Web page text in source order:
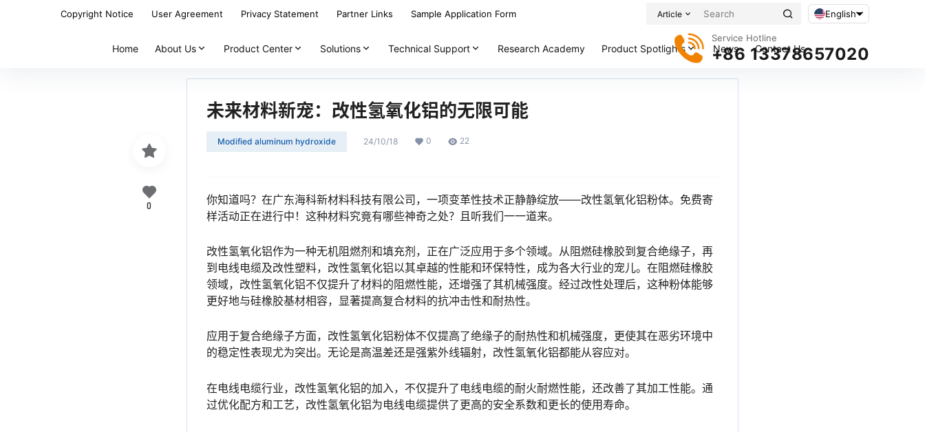
Copyright Notice User Agreement Privacy Statement Partner Links Sample Application Form Article English
Service Hotline
+86 13378657020
Home About Us Product Center Solutions Technical Support Research Academy Product Spotlights News Contact Us
未来材料新宠：改性氢氧化铝的无限可能
Modified aluminum hydroxide 24/10/18 0 22
你知道吗？在广东海科新材料科技有限公司，一项变革性技术正静静绽放——改性氢氧化铝粉体。免费寄
样活动正在进行中！这种材料究竟有哪些神奇之处？且听我们一一道来。
改性氢氧化铝作为一种无机阻燃剂和填充剂，正在广泛应用于多个领域。从阻燃硅橡胶到复合绝缘子，再
到电线电缆及改性塑料，改性氢氧化铝以其卓越的性能和环保特性，成为各大行业的宠儿。在阻燃硅橡胶
领域，改性氢氧化铝不仅提升了材料的阻燃性能，还增强了其机械强度。经过改性处理后，这种粉体能够
更好地与硅橡胶基材相容，显著提高复合材料的抗冲击性和耐热性。
应用于复合绝缘子方面，改性氢氧化铝粉体不仅提高了绝缘子的耐热性和机械强度，更使其在恶劣环境中
的稳定性表现尤为突出。无论是高温差还是强紫外线辐射，改性氢氧化铝都能从容应对。
在电线电缆行业，改性氢氧化铝的加入，不仅提升了电线电缆的耐火耐燃性能，还改善了其加工性能。通
过优化配方和工艺，改性氢氧化铝为电线电缆提供了更高的安全系数和更长的使用寿命。
0